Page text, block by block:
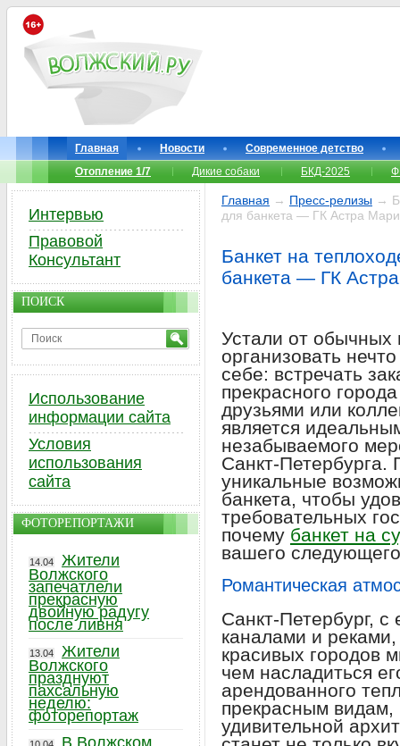
Главная Новости
Современное детство
Отопление 1/7
Дикие собаки БКД-2025
Главная → Пресс-релизы →
для банкета — ГК Астра
Банкет на
банкета — ГК
Устали от обычных
организовать
себе: встречать
прекрасного
друзьями или
является
незабываемого
Санкт-Петербурга.
уникальные
банкета, чтобы
требовательных
почему банкет на
вашего
Романтическая
Санкт-Петербург,
каналами и
красивых городов
чем насладиться
арендованного
прекрасным
удивительной
Интервью
Правовой
Консультант
ПОИСК
Использование
информации сайта
Условия
использования
сайта
ФОТОРЕПОРТАЖИ
14.04
Жители
Волжского
запечатлели
прекрасную
двойную радугу
после ливня
13.04
Жители
Волжского
празднуют
пахсальную
неделю:
фоторепортаж
В Волжском